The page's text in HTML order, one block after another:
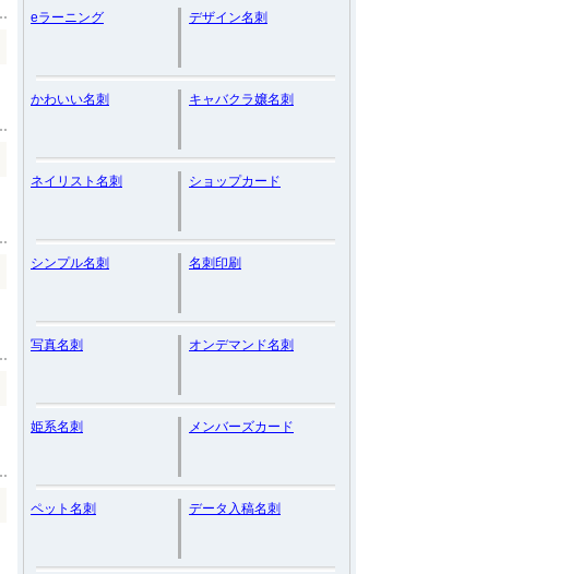
eラーニング デザイン名刺
かわいい名刺 キャバクラ嬢名刺
ネイリスト名刺 ショップカード
シンプル名刺 名刺印刷
写真名刺 オンデマンド名刺
姫系名刺 メンバーズカード
ペット名刺 データ入稿名刺